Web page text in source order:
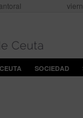
SOCIEDAD